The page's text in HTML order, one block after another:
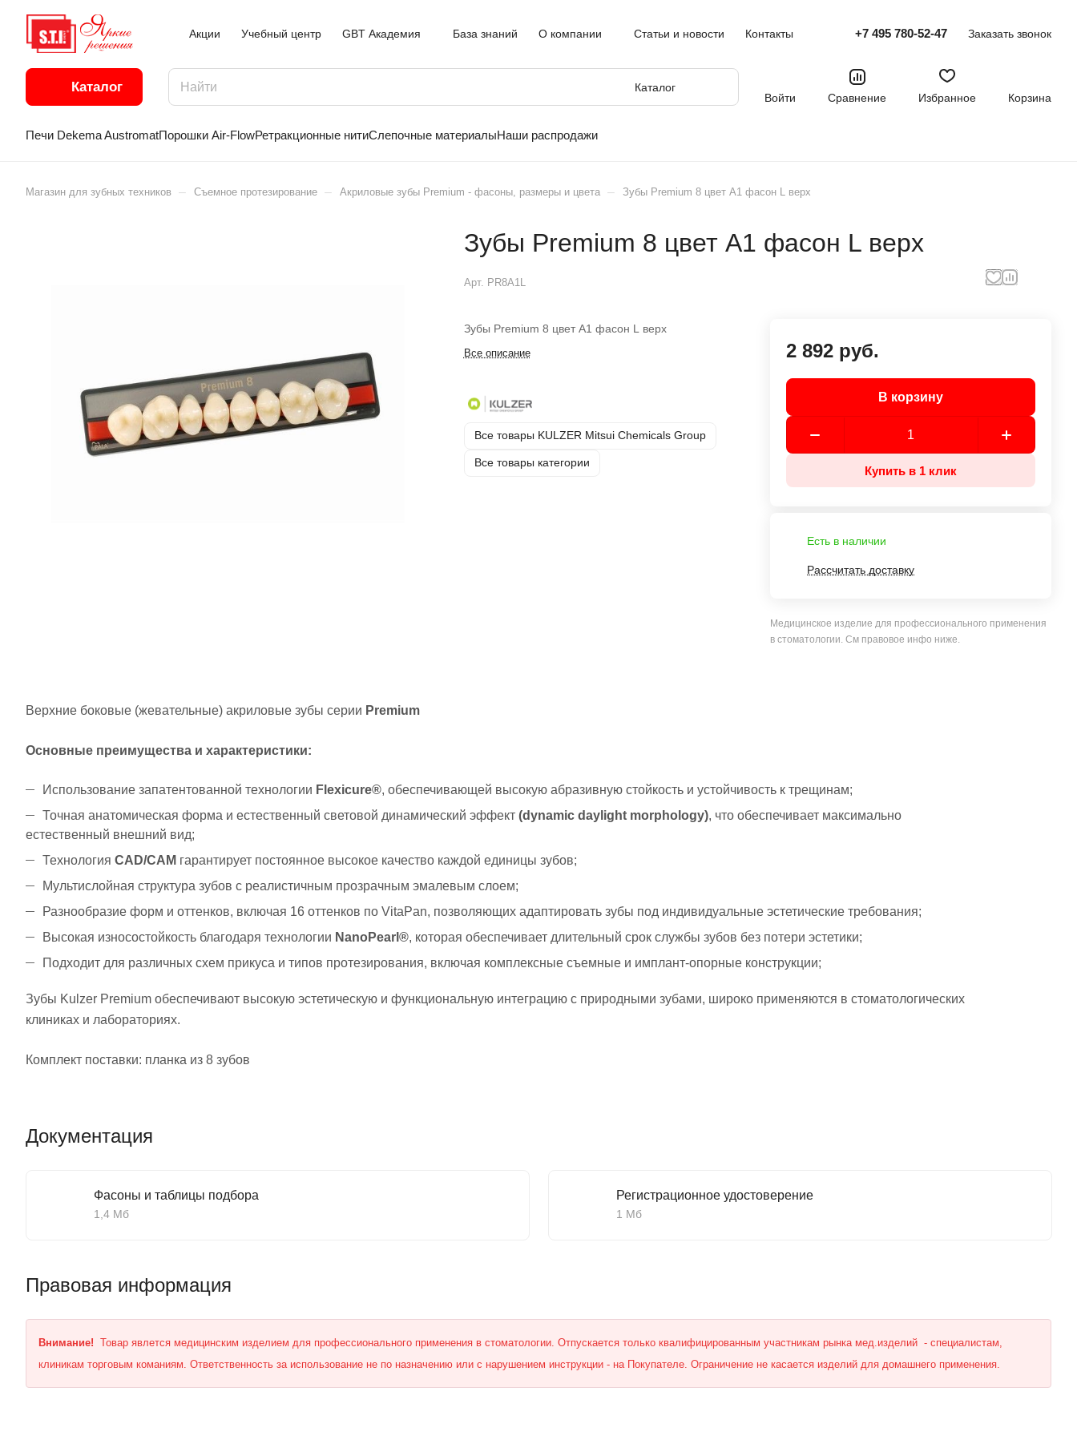
Акции Учебный центр GBT Академия База знаний О компании Статьи и новости Контакты +7 495 780-52-47 Заказать звонок
Каталог
Каталог
Войти
Сравнение Избранное Корзина
Печи Dekema AustromatПорошки Air-FlowРетракционные нитиСлепочные материалыНаши распродажи
Магазин для зубных техников – Съемное протезирование – Акриловые зубы Premium - фасоны, размеры и цвета – Зубы Premium 8 цвет A1 фасон L верх
Зубы Premium 8 цвет A1 фасон L верх
Арт. PR8A1L
Зубы Premium 8 цвет A1 фасон L верх
Все описание
Все товары KULZER Mitsui Chemicals Group
Все товары категории
2 892 руб.
В корзину
Купить в 1 клик
Есть в наличии
Рассчитать доставку
Медицинское изделие для профессионального применения
в стоматологии. См правовое инфо ниже.
Верхние боковые (жевательные) акриловые зубы серии Premium
Основные преимущества и характеристики:
Использование запатентованной технологии Flexicure®, обеспечивающей высокую абразивную стойкость и устойчивость к трещинам;
Точная анатомическая форма и естественный световой динамический эффект (dynamic daylight morphology), что обеспечивает максимально
естественный внешний вид;
Технология CAD/CAM гарантирует постоянное высокое качество каждой единицы зубов;
Мультислойная структура зубов с реалистичным прозрачным эмалевым слоем;
Разнообразие форм и оттенков, включая 16 оттенков по VitaPan, позволяющих адаптировать зубы под индивидуальные эстетические требования;
Высокая износостойкость благодаря технологии NanoPearl®, которая обеспечивает длительный срок службы зубов без потери эстетики;
Подходит для различных схем прикуса и типов протезирования, включая комплексные съемные и имплант-опорные конструкции;
Зубы Kulzer Premium обеспечивают высокую эстетическую и функциональную интеграцию с природными зубами, широко применяются в стоматологических
клиниках и лабораториях.
Комплект поставки: планка из 8 зубов
Документация
Фасоны и таблицы подбора
1,4 Мб
Регистрационное удостоверение
1 Мб
Правовая информация
Внимание! Товар явлется медицинским изделием для профессионального применения в стоматологии. Отпускается только квалифицированным участникам рынка мед.изделий - специалистам,
клиникам торговым команиям. Ответственность за использование не по назначению или с нарушением инструкции - на Покупателе. Ограничение не касается изделий для домашнего применения.